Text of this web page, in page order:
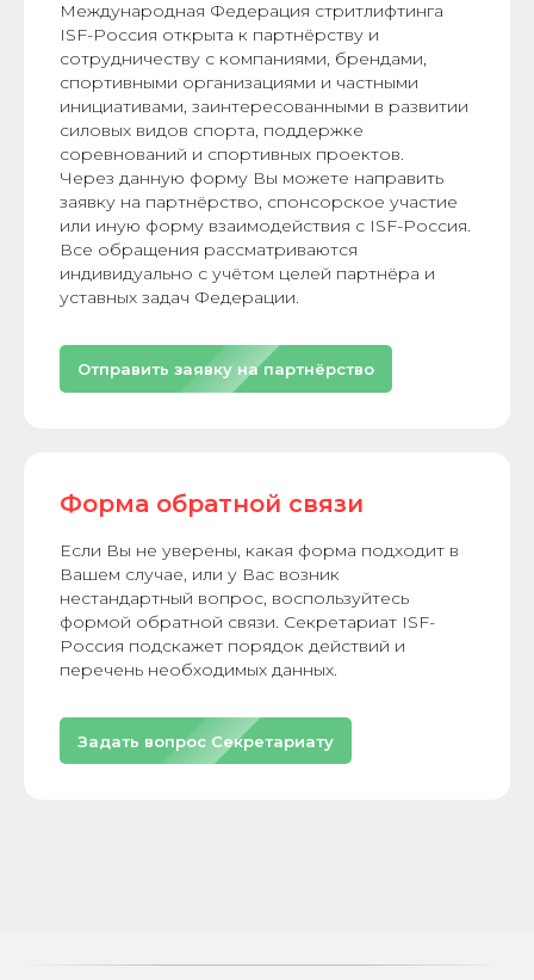
Международная Федерация стритлифтинга
ISF-Россия открыта к партнёрству и
сотрудничеству с компаниями, брендами,
спортивными организациями и частными
инициативами, заинтересованными в развитии
силовых видов спорта, поддержке
соревнований и спортивных проектов.
Через данную форму Вы можете направить
заявку на партнёрство, спонсорское участие
или иную форму взаимодействия с ISF-Россия.
Все обращения рассматриваются
индивидуально с учётом целей партнёра и
уставных задач Федерации.
Отправить заявку на партнёрство
Форма обратной связи
Если Вы не уверены, какая форма подходит в
Вашем случае, или у Вас возник
нестандартный вопрос, воспользуйтесь
формой обратной связи. Секретариат ISF-
Россия подскажет порядок действий и
перечень необходимых данных.
Задать вопрос Секретариату